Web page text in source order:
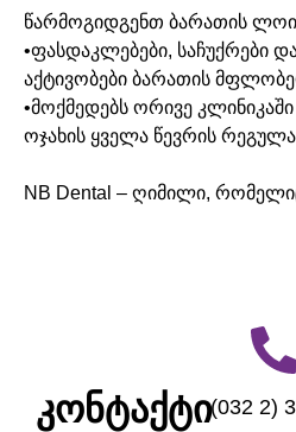
წარმოგიდგენთ ბარათის
•ფასდაკლებები, საჩუქრები
აქტივობები ბარათის
•მოქმედებს ორივე
ოჯახის ყველა წევრის
NB Dental – ღიმილი,
კონტაქტი(032 2)